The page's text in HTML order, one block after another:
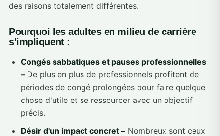
des raisons totalement différentes.
Pourquoi les adultes en milieu de carrière
s'impliquent :
Congés sabbatiques et pauses professionnelles
– De plus en plus de professionnels profitent de
périodes de congé prolongées pour faire quelque
chose d'utile et se ressourcer avec un objectif
précis.
Désir d'un impact concret – Nombreux sont ceux